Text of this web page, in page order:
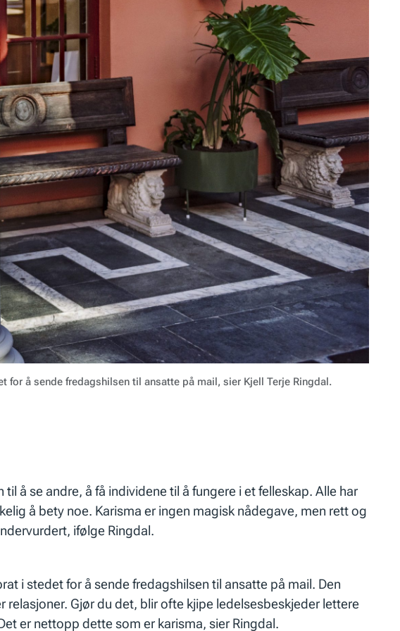
for å sende fredagshilsen til ansatte på mail, sier Kjell Terje Ringdal.
til å se andre, å få individene til å fungere i et felleskap. Alle har
å bety noe. Karisma er ingen magisk nådegave, men rett og
ifølge Ringdal.
i stedet for å sende fredagshilsen til ansatte på mail. Den
Gjør du det, blir ofte kjipe ledelsesbeskjeder lettere
er nettopp dette som er karisma, sier Ringdal.